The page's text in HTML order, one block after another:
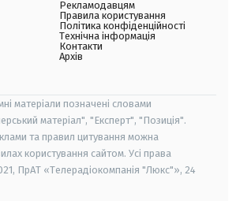
Рекламодавцям
Правила користування
Політика конфіденційності
Технічна інформація
Контакти
Архів
матеріали позначені словами
матеріал", "Експерт", "Позиція".
та правил цитування можна
користування сайтом. Усі права
ПрАТ «Телерадіокомпанія "Люкс"», 24